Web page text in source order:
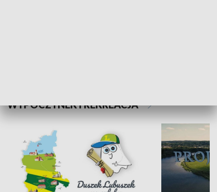
WYPOCZYNEK I REKREACJA